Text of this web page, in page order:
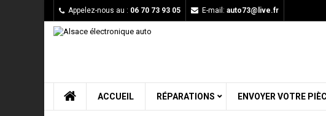
Appelez-nous au : 06 70 73 93 05 E-mail: auto73@live.fr
ACCUEIL RÉPARATIONS ENVOYER VOTRE